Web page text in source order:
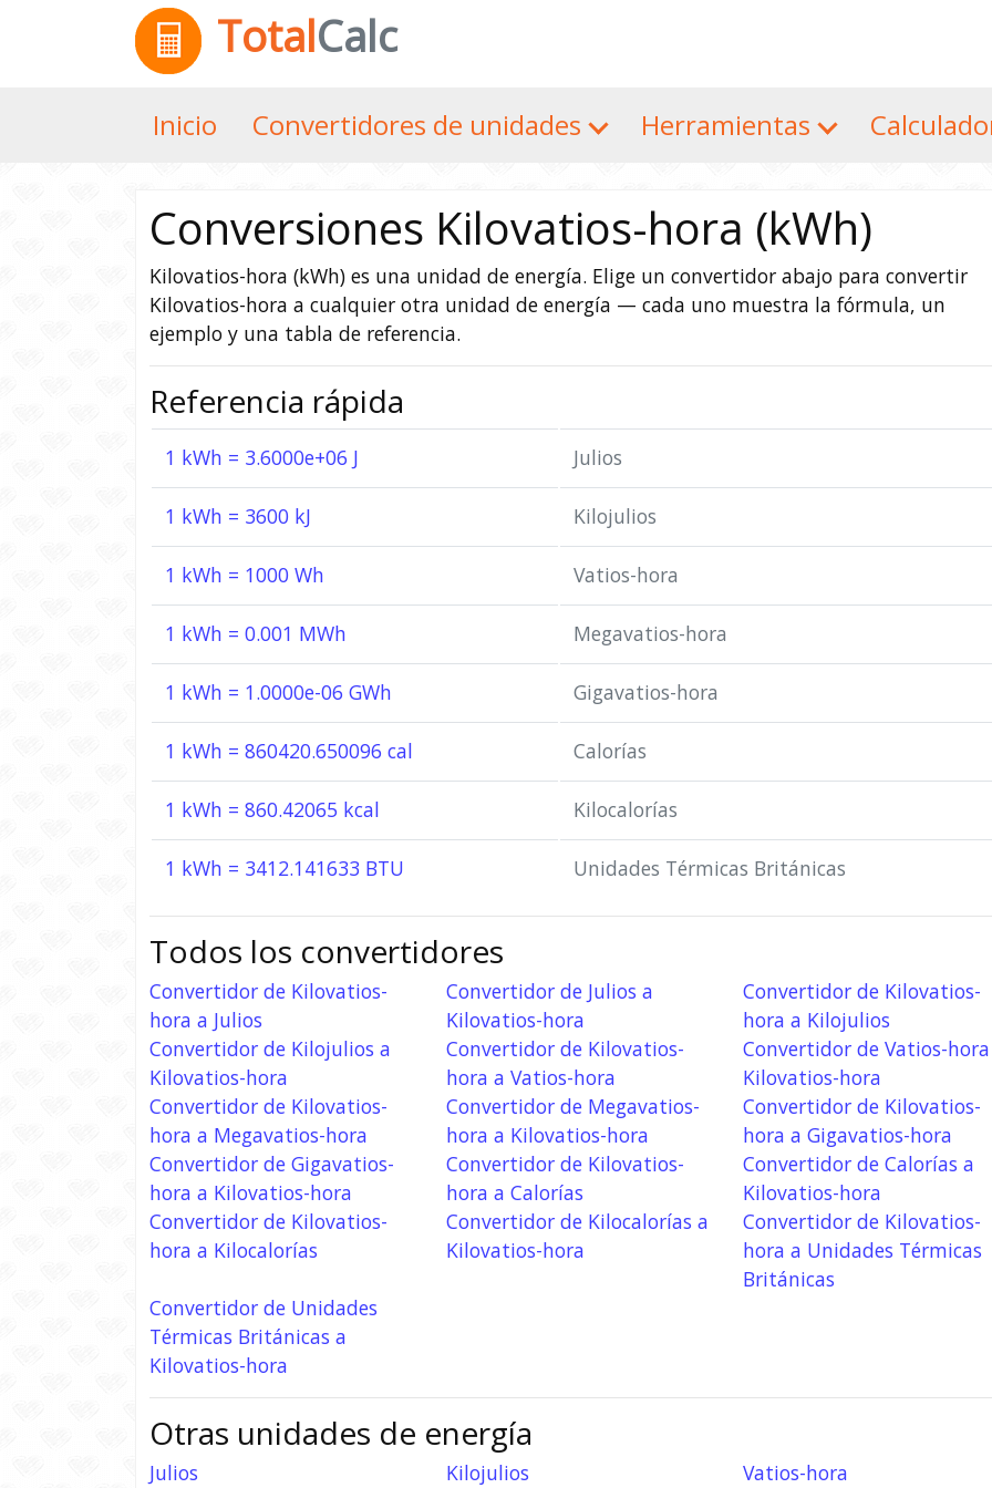
TotalCalc
Inicio Convertidores de unidades Herramientas
Conversiones Kilovatios-hora (kWh)
Kilovatios-hora (kWh) es una unidad de energía. Elige un convertidor abajo para convertir
Kilovatios-hora a cualquier otra unidad de energía — cada uno muestra la fórmula, un
ejemplo y una tabla de referencia.
Referencia rápida
1 kWh = 3.6000e+06 J Julios
1 kWh = 3600 kJ Kilojulios
1 kWh = 1000 Wh Vatios-hora
1 kWh = 0.001 MWh Megavatios-hora
1 kWh = 1.0000e-06 GWh Gigavatios-hora
1 kWh = 860420.650096 cal Calorías
1 kWh = 860.42065 kcal Kilocalorías
1 kWh = 3412.141633 BTU Unidades Térmicas Británicas
Todos los convertidores
Convertidor de Kilovatios-
hora a Julios
Convertidor de Julios a
Kilovatios-hora
Convertidor de Kilovatios-
hora a Kilojulios
Convertidor de Kilojulios a
Kilovatios-hora
Convertidor de Kilovatios-
hora a Vatios-hora
Convertidor de Vatios-
Kilovatios-hora
Convertidor de Kilovatios-
hora a Megavatios-hora
Convertidor de Megavatios-
hora a Kilovatios-hora
Convertidor de Kilovatios-
hora a Gigavatios-hora
Convertidor de Gigavatios-
hora a Kilovatios-hora
Convertidor de Kilovatios-
hora a Calorías
Convertidor de Calorías a
Kilovatios-hora
Convertidor de Kilovatios-
hora a Kilocalorías
Convertidor de Kilocalorías a
Kilovatios-hora
Convertidor de Kilovatios-
hora a Unidades Térmicas
Británicas
Convertidor de Unidades
Térmicas Británicas a
Kilovatios-hora
Otras unidades de energía
Julios Kilojulios
Vatios-hora